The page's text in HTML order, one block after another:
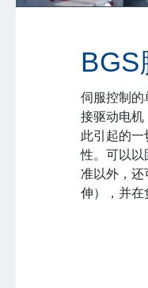
BGS
伺服控制的
接驱动电机
此引起的一
性。可以以
准以外，还
伸），并在